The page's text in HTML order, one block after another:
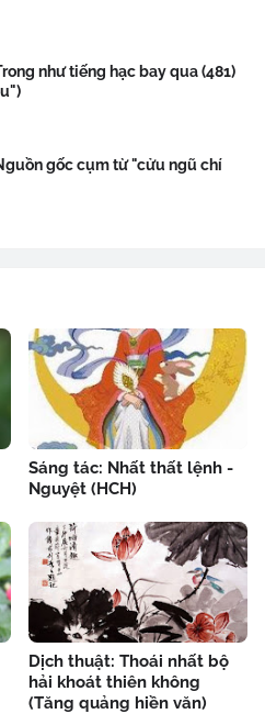
như tiếng hạc bay qua (481)
gốc cụm từ "cửu ngũ chí
Sáng tác: Nhất thất lệnh -
Nguyệt (HCH)
Dịch thuật: Thoái nhất bộ
hải khoát thiên không
(Tăng quảng hiền văn)